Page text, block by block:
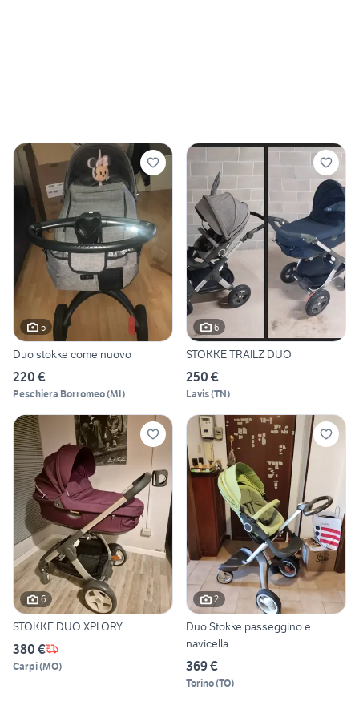
5
Duo stokke come nuovo
220 €
Peschiera Borromeo(MI)
6
STOKKE TRAILZ DUO
250 €
Lavis(TN)
6
STOKKE DUO XPLORY
380 €
Carpi(MO)
2
Duo Stokke passeggino e
navicella
369 €
Torino(TO)